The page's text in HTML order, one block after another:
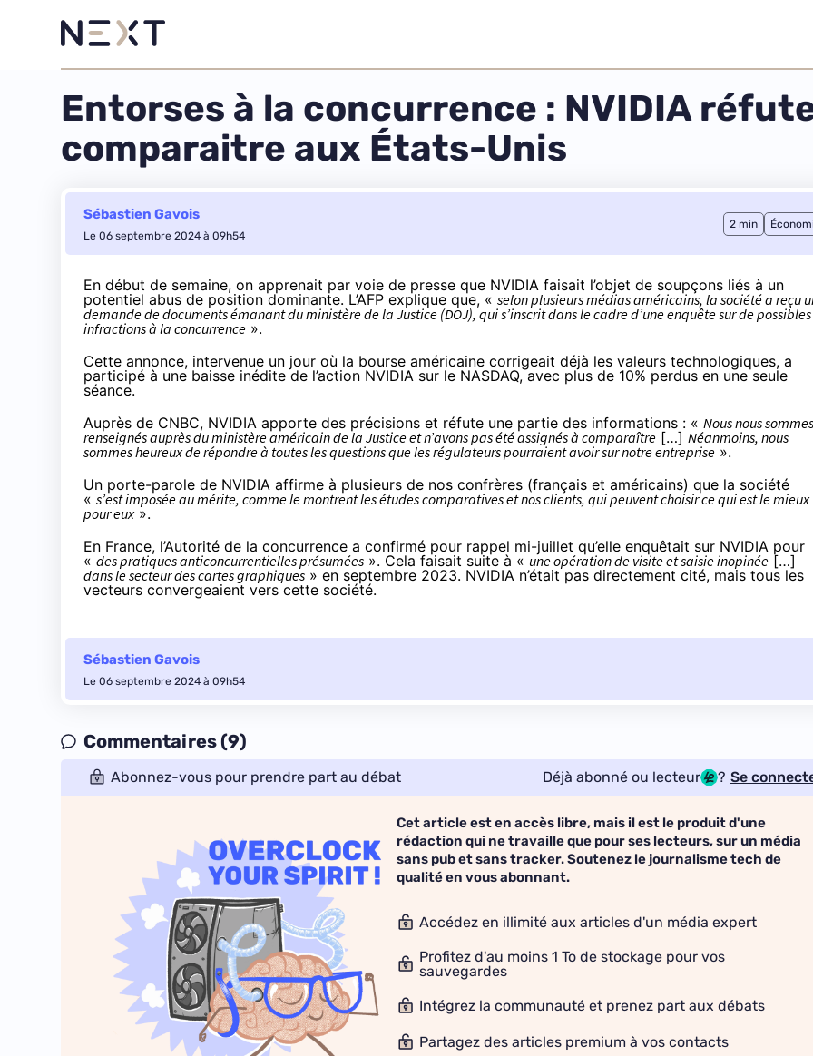
Entorses à la concurrence : NVIDIA
comparaitre aux États-Unis
Sébastien Gavois
Le 06 septembre 2024 à 09h54
2 min
En début de semaine, on apprenait par voie de presse que NVIDIA faisait l’objet de soupçons liés à un
potentiel abus de position dominante. L’AFP explique que, « selon plusieurs médias américains, la société a reçu
demande de documents émanant du ministère de la Justice (DOJ), qui s’inscrit dans le cadre d’une enquête sur de possibles
infractions à la concurrence ».
Cette annonce, intervenue un jour où la bourse américaine corrigeait déjà les valeurs technologiques, a
participé à une baisse inédite de l’action NVIDIA sur le NASDAQ, avec plus de 10% perdus en une seule
séance.
Auprès de CNBC, NVIDIA apporte des précisions et réfute une partie des informations : « Nous nous sommes
renseignés auprès du ministère américain de la Justice et n’avons pas été assignés à comparaître […] Néanmoins, nous
sommes heureux de répondre à toutes les questions que les régulateurs pourraient avoir sur notre entreprise ».
Un porte-parole de NVIDIA affirme à plusieurs de nos confrères (français et américains) que la société
« s’est imposée au mérite, comme le montrent les études comparatives et nos clients, qui peuvent choisir ce qui est le mieux
pour eux».
En France, l’Autorité de la concurrence a confirmé pour rappel mi-juillet qu’elle enquêtait sur NVIDIA pour
« des pratiques anticoncurrentielles présumées ». Cela faisait suite à « une opération de visite et saisie inopinée […]
dans le secteur des cartes graphiques » en septembre 2023. NVIDIA n’était pas directement cité, mais tous les
vecteurs convergeaient vers cette société.
Sébastien Gavois
Le 06 septembre 2024 à 09h54
Commentaires (9)
Abonnez-vous pour prendre part au débat Déjà abonné ou lecteur ? Se
Cet article est en accès libre, mais il est le produit d'une
rédaction qui ne travaille que pour ses lecteurs, sur un média
sans pub et sans tracker. Soutenez le journalisme tech de
qualité en vous abonnant.
Accédez en illimité aux articles d'un média expert
Profitez d'au moins 1 To de stockage pour vos
sauvegardes
Intégrez la communauté et prenez part aux débats
Partagez des articles premium à vos contacts